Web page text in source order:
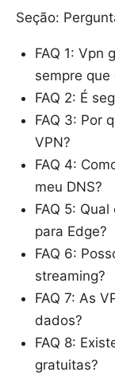
Seção:
FAQ 1: Vpn
sempre que
FAQ 2: É
FAQ 3: Por
VPN?
FAQ 4:
meu DNS?
FAQ 5:
para Edge?
FAQ 6:
streaming?
FAQ 7: As
dados?
FAQ 8:
gratuitas?